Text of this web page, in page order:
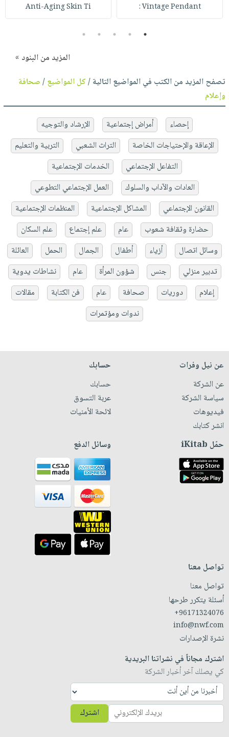
Vintage Pendant :
Anti-Aging Skin Ti
1
2
3
4
5
المزيد من البنود »
تصفح المزيد من الكتب في المواضيع التالية /كل المواضيع/صحافة
وإعلام
إحصاء أمراض إجتماعية
الإرشاد والتوجيه
الإعاقة والإحتياجات الخاصة
التراث الشعبي
التربية والتعليم
التفاعل الإجتماعي
الخدمات الإجتماعية
العادات والآداب والسلوك
العمل الإجتماعي التطوعي
القانون الإجتماعي
المشاكل الإجتماعية
المنظمات الإجتماعية
حضارة وثقافة شعوب
عام علم إجتماع
علم السكان
وسائل اتصال
أزياء أطفال الجمال الحمل
العائلة
تدبير منزلي
جنس شؤون المرأة عام
نشاطات يدوية
إعلام
دوريات صحافة عام فن الكتابة
مقالات
ندوات ومؤتمرات
عن نيل وفرات
عن الشركة
سياسة الشركة
فيديوهات
انشر كتابك
حسابك
حسابك
عربة التسوق
لائحة الأمنيات
حمّل iKitab وسائل الدفع
تواصل معنا
تواصل معنا
أسئلة يتكرر طرحها
+96171324076
info@nwf.com
نشرة الإصدارات
اشترك مجاناً في نشراتنا البريدية
كي يصلك آخر أخبار الشركة
اشترك